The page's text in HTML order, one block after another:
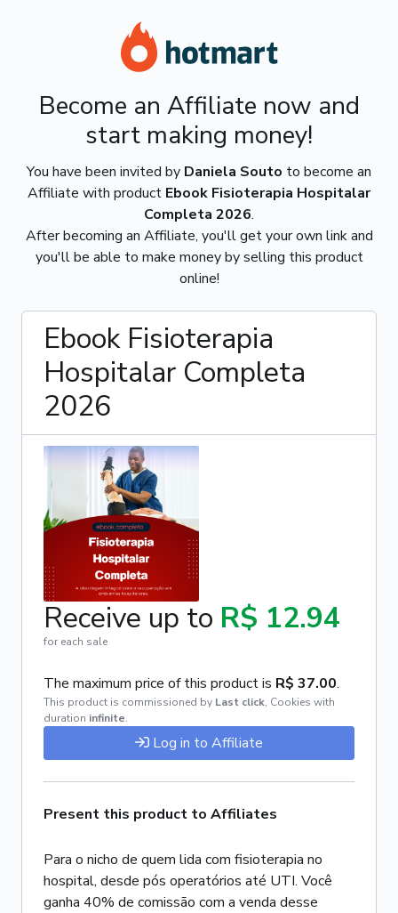
Become an Affiliate now and
start making money!
You have been invited by Daniela Souto to become an
Affiliate with product Ebook Fisioterapia Hospitalar
Completa 2026.
After becoming an Affiliate, you'll get your own link and
you'll be able to make money by selling this product
online!
Ebook Fisioterapia
Hospitalar Completa
2026
Receive up to R$ 12.94
for each sale
The maximum price of this product is R$ 37.00.
This product is commissioned by Last click, Cookies with
duration infinite.
Log in to Affiliate
Present this product to Affiliates
Para o nicho de quem lida com fisioterapia no
hospital, desde pós operatórios até UTI. Você
ganha 40% de comissão com a venda desse